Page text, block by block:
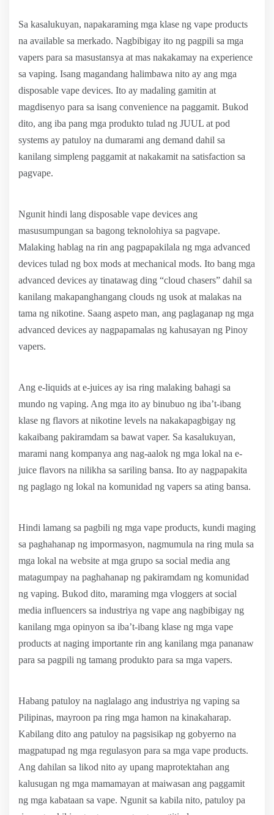
Sa kasalukuyan, napakaraming mga klase ng vape products
na available sa merkado. Nagbibigay ito ng pagpili sa mga
vapers para sa masustansya at mas nakakamay na experience
sa vaping. Isang magandang halimbawa nito ay ang mga
disposable vape devices. Ito ay madaling gamitin at
magdisenyo para sa isang convenience na paggamit. Bukod
dito, ang iba pang mga produkto tulad ng JUUL at pod
systems ay patuloy na dumarami ang demand dahil sa
kanilang simpleng paggamit at nakakamit na satisfaction sa
pagvape.
Ngunit hindi lang disposable vape devices ang
masusumpungan sa bagong teknolohiya sa pagvape.
Malaking hablag na rin ang pagpapakilala ng mga advanced
devices tulad ng box mods at mechanical mods. Ito bang mga
advanced devices ay tinatawag ding “cloud chasers” dahil sa
kanilang makapanghangang clouds ng usok at malakas na
tama ng nikotine. Saang aspeto man, ang paglaganap ng mga
advanced devices ay nagpapamalas ng kahusayan ng Pinoy
vapers.
Ang e-liquids at e-juices ay isa ring malaking bahagi sa
mundo ng vaping. Ang mga ito ay binubuo ng iba’t-ibang
klase ng flavors at nikotine levels na nakakapagbigay ng
kakaibang pakiramdam sa bawat vaper. Sa kasalukuyan,
marami nang kompanya ang nag-aalok ng mga lokal na e-
juice flavors na nilikha sa sariling bansa. Ito ay nagpapakita
ng paglago ng lokal na komunidad ng vapers sa ating bansa.
Hindi lamang sa pagbili ng mga vape products, kundi maging
sa paghahanap ng impormasyon, nagmumula na ring mula sa
mga lokal na website at mga grupo sa social media ang
matagumpay na paghahanap ng pakiramdam ng komunidad
ng vaping. Bukod dito, maraming mga vloggers at social
media influencers sa industriya ng vape ang nagbibigay ng
kanilang mga opinyon sa iba’t-ibang klase ng mga vape
products at naging importante rin ang kanilang mga pananaw
para sa pagpili ng tamang produkto para sa mga vapers.
Habang patuloy na naglalago ang industriya ng vaping sa
Pilipinas, mayroon pa ring mga hamon na kinakaharap.
Kabilang dito ang patuloy na pagsisikap ng gobyerno na
magpatupad ng mga regulasyon para sa mga vape products.
Ang dahilan sa likod nito ay upang maprotektahan ang
kalusugan ng mga mamamayan at maiwasan ang paggamit
ng mga kabataan sa vape. Ngunit sa kabila nito, patuloy pa